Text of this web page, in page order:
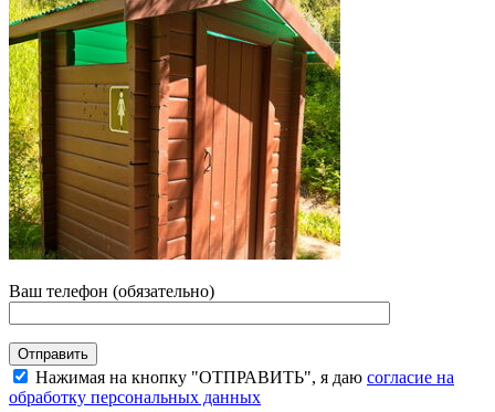
Ваш телефон (обязательно)
Нажимая на кнопку "ОТПРАВИТЬ", я даю согласие на
обработку персональных данных